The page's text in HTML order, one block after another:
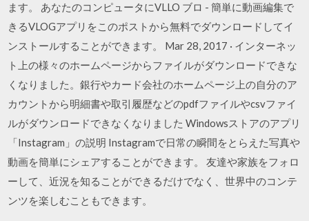
ます。 あなたのコンピュータにVLLO ブロ - 簡単に動画編集で
きるVLOGアプリをこのポストから無料でダウンロードしてイ
ンストールすることができます。 Mar 28, 2017 · インターネッ
ト上の様々のホームページからファイルがダウンロードできな
くなりました。銀行やカード会社のホームページ上の自分のア
カウントから明細書や取引履歴などのpdfファイルやcsvファイ
ルがダウンロードできなくなりました Windowsストアのアプリ
「Instagram」の説明 Instagramで日常の瞬間をとらえた写真や
動画を簡単にシェアすることができます。 友達や家族をフォロ
ーして、近況を知ることができるだけでなく、世界中のコンテ
ンツを楽しむこともできます。